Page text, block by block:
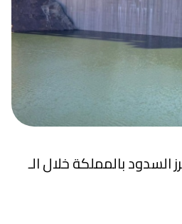
السدود بالمملكة خلال الـ